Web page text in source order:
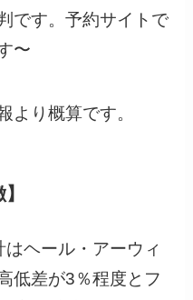
です。予約サイトで
〜
り概算です。
ヘール・アーウィ
低差が3％程度とフ